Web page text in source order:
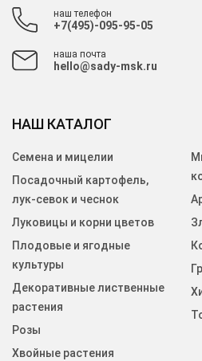
наш телефон
+7(495)-095-95-05
наша почта
hello@sady-msk.ru
НАШ КАТАЛОГ
Семена и мицелии
Посадочный картофель,
лук-севок и чеснок
Луковицы и корни цветов
Плодовые и ягодные
культуры
Декоративные лиственные
растения
Розы
Хвойные растения